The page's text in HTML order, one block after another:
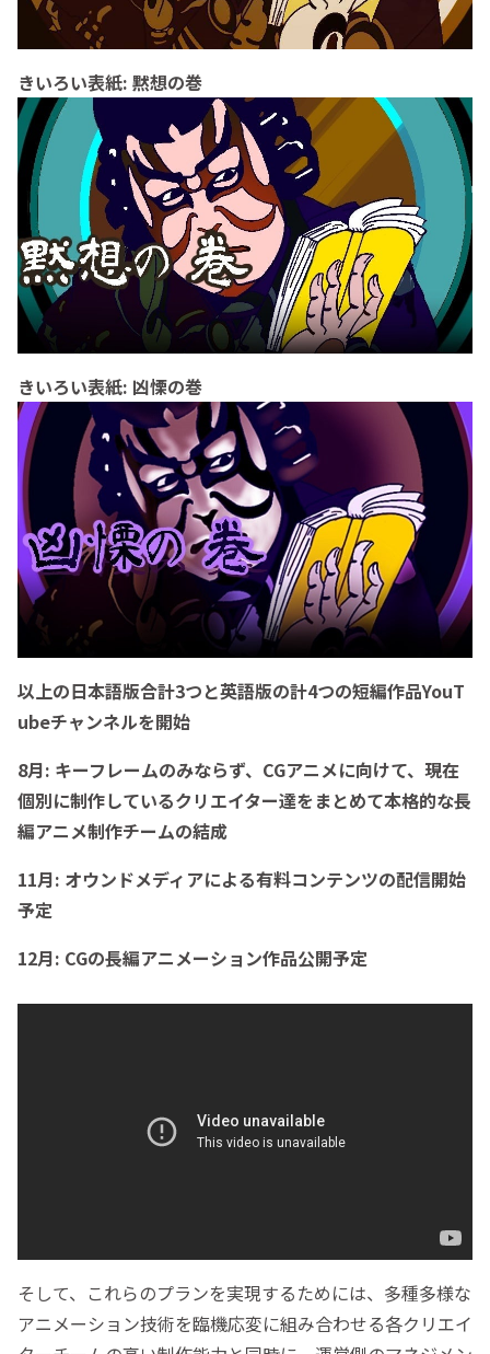
きいろい表紙: 黙想の巻
きいろい表紙: 凶慄の巻
以上の日本語版合計3つと英語版の計4つの短編作品YouT
ubeチャンネルを開始
8月: キーフレームのみならず、CGアニメに向けて、現在
個別に制作しているクリエイター達をまとめて本格的な長
編アニメ制作チームの結成
11月: オウンドメディアによる有料コンテンツの配信開始
予定
12月: CGの長編アニメーション作品公開予定
そして、これらのプランを実現するためには、多種多様な
アニメーション技術を臨機応変に組み合わせる各クリエイ